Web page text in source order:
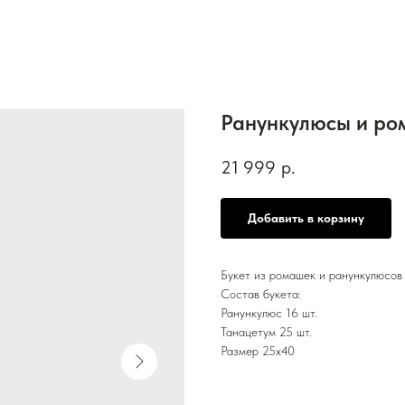
Ранункулюсы и
21 999 р.
Добавить в корзину
Букет из ромашек и ранункулюсов
Состав букета:
Ранункулюс 16 шт.
Танацетум 25 шт.
Размер 25х40